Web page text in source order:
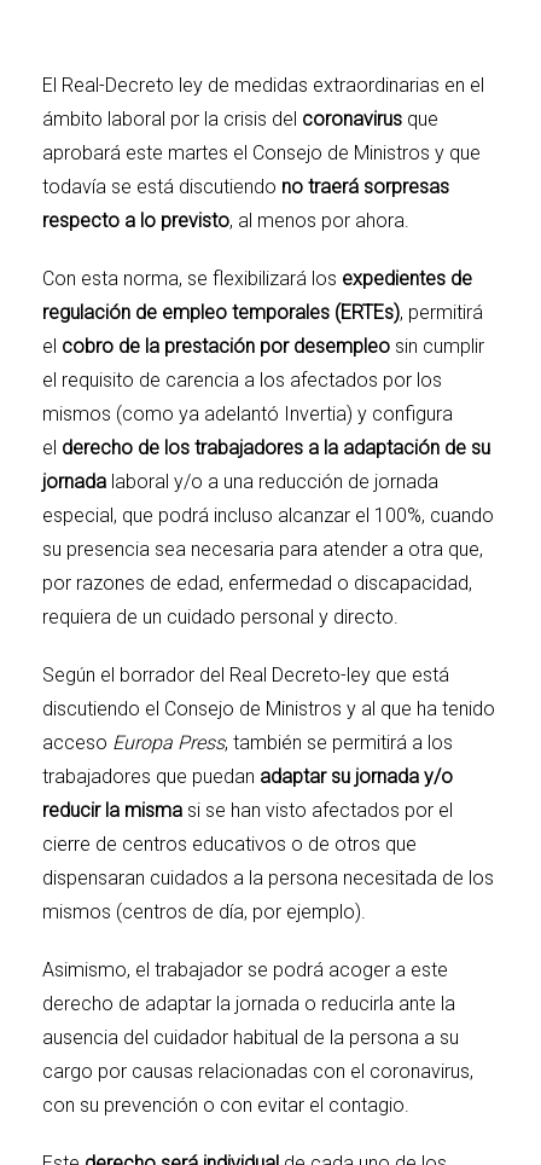
El Real-Decreto ley de medidas extraordinarias en el
ámbito laboral por la crisis del coronavirus que
aprobará este martes el Consejo de Ministros y que
todavía se está discutiendo no traerá sorpresas
respecto a lo previsto, al menos por ahora.
Con esta norma, se flexibilizará los expedientes de
regulación de empleo temporales (ERTEs), permitirá
el cobro de la prestación por desempleo sin cumplir
el requisito de carencia a los afectados por los
mismos (como ya adelantó Invertia) y configura
el derecho de los trabajadores a la adaptación de su
jornada laboral y/o a una reducción de jornada
especial, que podrá incluso alcanzar el 100%, cuando
su presencia sea necesaria para atender a otra que,
por razones de edad, enfermedad o discapacidad,
requiera de un cuidado personal y directo.
Según el borrador del Real Decreto-ley que está
discutiendo el Consejo de Ministros y al que ha tenido
acceso Europa Press, también se permitirá a los
trabajadores que puedan adaptar su jornada y/o
reducir la misma si se han visto afectados por el
cierre de centros educativos o de otros que
dispensaran cuidados a la persona necesitada de los
mismos (centros de día, por ejemplo).
Asimismo, el trabajador se podrá acoger a este
derecho de adaptar la jornada o reducirla ante la
ausencia del cuidador habitual de la persona a su
cargo por causas relacionadas con el coronavirus,
con su prevención o con evitar el contagio.